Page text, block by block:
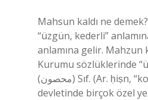
Mahsun kaldı ne
“üzgün, kederli”
anlamına gelir. Mahzun
Kurumu sözlüklerinde
(ﻣﺤﺼﻮﻥ) Sıf. (Ar. ḥiṣn, “korumak, güçlendirmek” anlamına gelir.) Sağlam, kalıcı, müstahkem, sabit: Onun (Nâilî)
devletinde birçok özel